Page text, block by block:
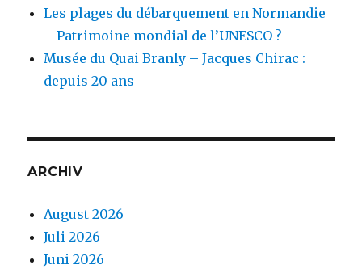
Les plages du débarquement en Normandie
– Patrimoine mondial de l’UNESCO ?
Musée du Quai Branly – Jacques Chirac :
depuis 20 ans
ARCHIV
August 2026
Juli 2026
Juni 2026